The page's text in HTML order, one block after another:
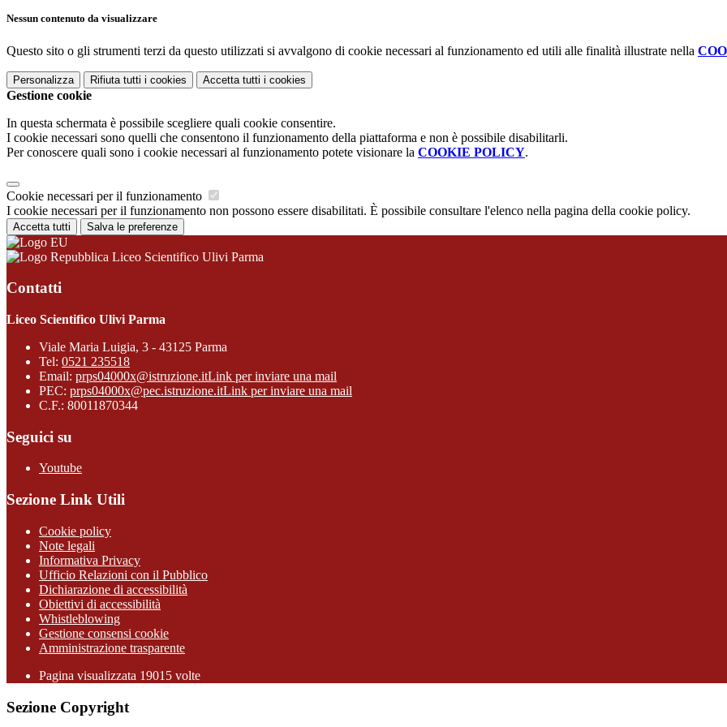
Nessun contenuto da visualizzare
Questo sito o gli strumenti terzi da questo utilizzati si avvalgono di cookie necessari al funzionamento ed utili alle finalità illustrate nella
Personalizza Rifiuta tutti i cookies Accetta tutti i cookies
Gestione cookie
In questa schermata è possibile scegliere quali cookie consentire.
I cookie necessari sono quelli che consentono il funzionamento della piattaforma e non è possibile disabilitarli.
Per conoscere quali sono i cookie necessari al funzionamento potete visionare la COOKIE POLICY.
Cookie necessari per il funzionamento
I cookie necessari per il funzionamento non possono essere disabilitati. È possibile consultare l'elenco nella pagina della cookie policy.
Accetta tutti Salva le preferenze
Liceo Scientifico Ulivi Parma
Contatti
Liceo Scientifico Ulivi Parma
Viale Maria Luigia, 3 - 43125 Parma
Tel: 0521 235518
Email: prps04000x@istruzione.itLink per inviare una mail
PEC: prps04000x@pec.istruzione.itLink per inviare una mail
C.F.: 80011870344
Seguici su
Youtube
Sezione Link Utili
Cookie policy
Note legali
Informativa Privacy
Ufficio Relazioni con il Pubblico
Dichiarazione di accessibilità
Obiettivi di accessibilità
Whistleblowing
Gestione consensi cookie
Amministrazione trasparente
Pagina visualizzata 19015 volte
Sezione Copyright